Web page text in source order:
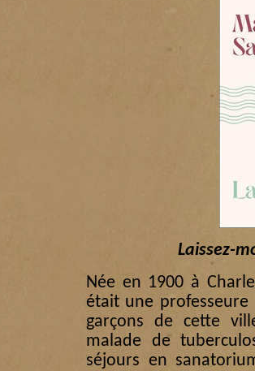
Laissez-
Née en 1900 à
était une professeure
garçons de cette
malade de
séjours en